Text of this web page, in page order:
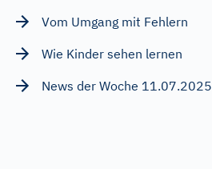
Vom Umgang mit Fehlern
Wie Kinder sehen lernen
News der Woche 11.07.2025